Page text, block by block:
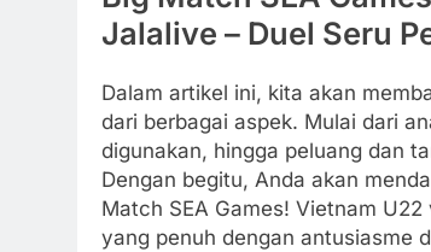
Jalalive – Duel Seru
Dalam artikel ini, kita akan
dari berbagai aspek. Mulai dari
digunakan, hingga peluang dan
Dengan begitu, Anda akan
Match SEA Games! Vietnam
yang penuh dengan antusiasme